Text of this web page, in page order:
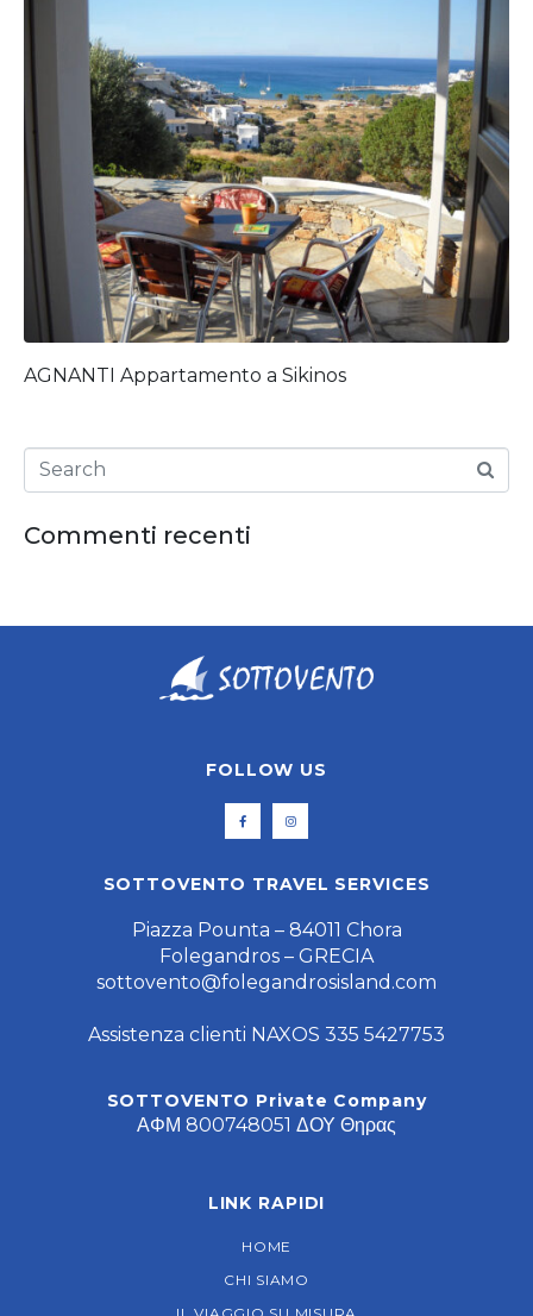
AGNANTI Appartamento a Sikinos
Commenti recenti
FOLLOW US
SOTTOVENTO TRAVEL SERVICES
Piazza Pounta – 84011 Chora
Folegandros – GRECIA
sottovento@folegandrosisland.com
Assistenza clienti NAXOS 335 5427753
SOTTOVENTO Private Company
ΑΦΜ 800748051 ΔΟΥ Θηρας
LINK RAPIDI
HOME
CHI SIAMO